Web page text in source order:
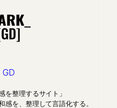
GD
を整理するサイト」
感を、整理して言語化する。